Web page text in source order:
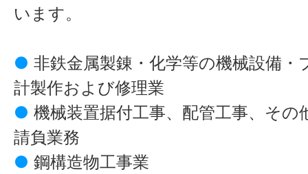
います。
● 非鉄金属製錬・化学等の機械設備・
計製作および修理業
● 機械装置据付工事、配管工事、その
請負業務
● 鋼構造物工事業